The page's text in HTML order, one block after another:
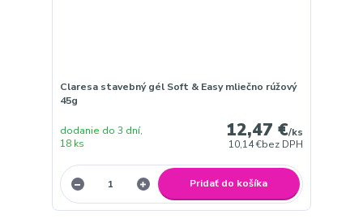
Claresa stavebný gél Soft & Easy mliečno rúžový
45g
12,47 €/ks
10,14 €bez DPH
dodanie do 3 dní,
18 ks
Pridať do košíka